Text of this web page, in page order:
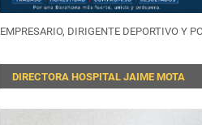
EMPRESARIO, DIRIGENTE DEPORTIVO Y
DIRECTORA HOSPITAL JAIME MOTA